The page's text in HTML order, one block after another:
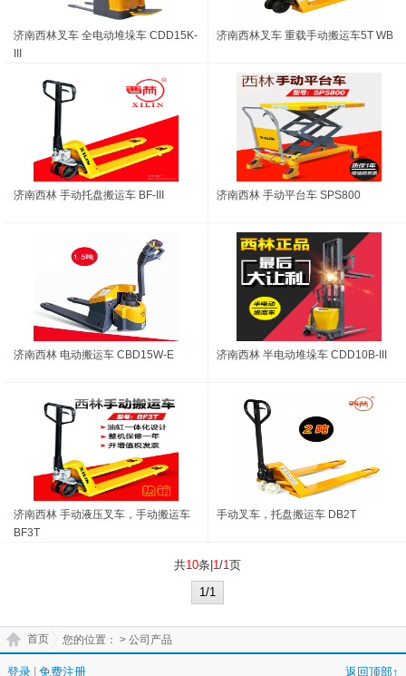
济南西林叉车 全电动堆垛车 CDD15K-
济南西林叉车 重载手动搬运车5T WB
济南西林 手动托盘搬运车 BF-III 济南西林 手动平台车 SPS800
济南西林 电动搬运车 CBD15W-E 济南西林 半电动堆垛车 CDD10B-III
济南西林 手动液压叉车，手动搬运车
BF3T
手动叉车，托盘搬运车 DB2T
共10条| 1/1页
1/1
您的位置：
首页 > 公司产品
登录 免费注册 返回顶部↑